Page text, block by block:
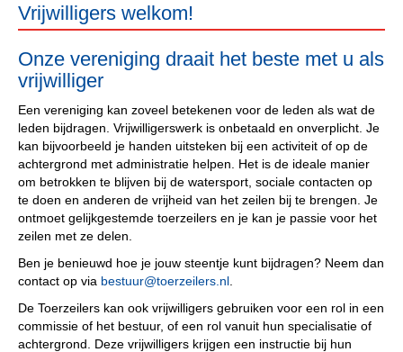
Vrijwilligers welkom!
Onze vereniging draait het beste met u als
vrijwilliger
Een vereniging kan zoveel betekenen voor de leden als wat de
leden bijdragen. Vrijwilligerswerk is onbetaald en onverplicht. Je
kan bijvoorbeeld je handen uitsteken bij een activiteit of op de
achtergrond met administratie helpen. Het is de ideale manier
om betrokken te blijven bij de watersport, sociale contacten op
te doen en anderen de vrijheid van het zeilen bij te brengen. Je
ontmoet gelijkgestemde toerzeilers en je kan je passie voor het
zeilen met ze delen.
Ben je benieuwd hoe je jouw steentje kunt bijdragen? Neem dan
contact op via ruutseb@toerzeilers.nl
De Toerzeilers kan ook vrijwilligers gebruiken voor een rol in een
commissie of het bestuur, of een rol vanuit hun specialisatie of
achtergrond. Deze vrijwilligers krijgen een instructie bij hun